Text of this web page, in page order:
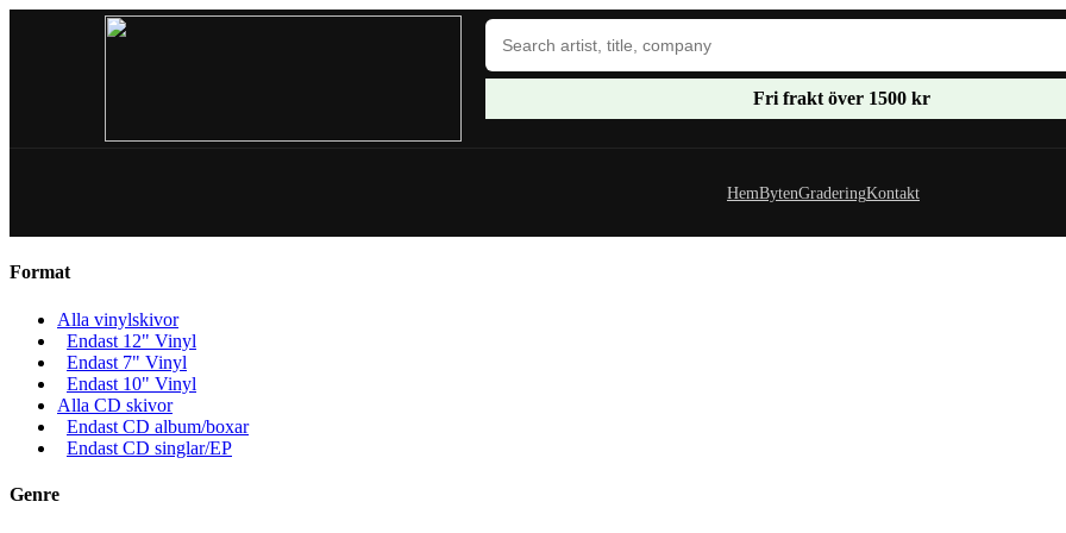
Fri frakt över 1500 kr
HemBytenGraderingKontakt
Format
Alla vinylskivor
Endast 12" Vinyl
Endast 7" Vinyl
Endast 10" Vinyl
Alla CD skivor
Endast CD album/boxar
Endast CD singlar/EP
Genre